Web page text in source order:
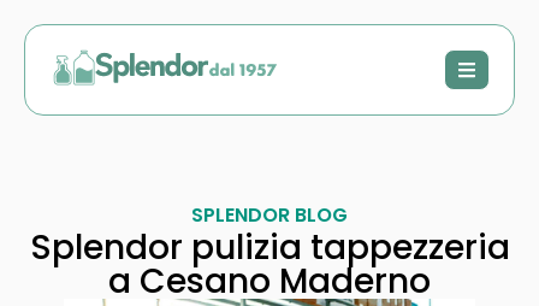
SPLENDOR BLOG
Splendor pulizia tappezzeria
a Cesano Maderno